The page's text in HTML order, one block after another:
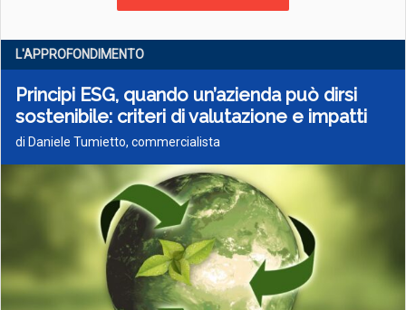
L'APPROFONDIMENTO
Principi ESG, quando un’azienda può dirsi
sostenibile: criteri di valutazione e impatti
di Daniele Tumietto, commercialista